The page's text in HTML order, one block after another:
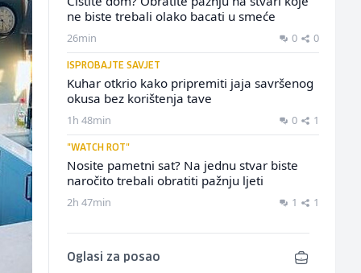
ne biste trebali olako bacati u smeće
26min 0 0
ISPROBAJTE SAVJET
Kuhar otkrio kako pripremiti jaja savršenog
okusa bez korištenja tave
1h 48min 0 1
"WATCH ROT"
Nosite pametni sat? Na jednu stvar biste
naročito trebali obratiti pažnju ljeti
2h 47min 1 1
Oglasi za posao